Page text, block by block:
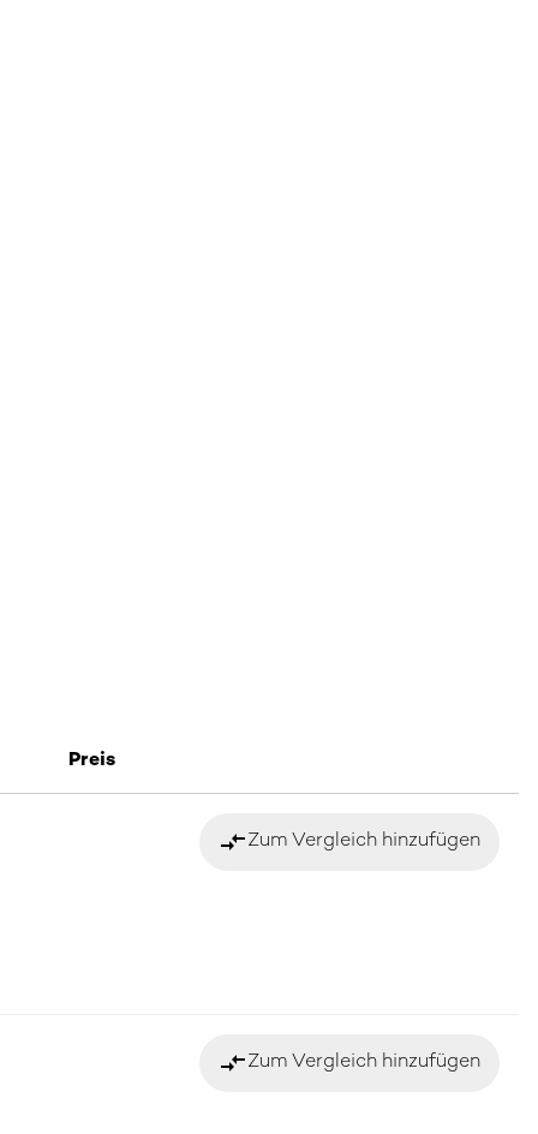
Preis
compare_arrowsZum Vergleich hinzufügen
compare_arrowsZum Vergleich hinzufügen